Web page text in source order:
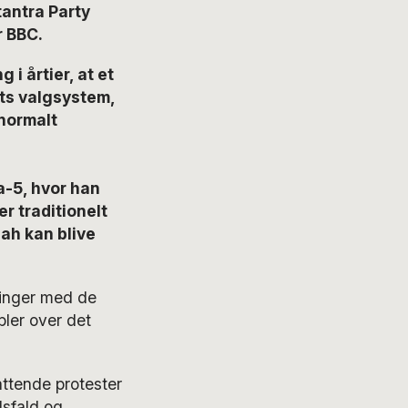
Party
i årtier, at et
valgsystem,
5, hvor han
traditionelt
kan blive
med de
over det
protester